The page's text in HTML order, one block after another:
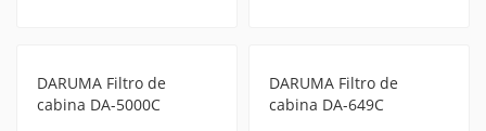
DARUMA Filtro de
cabina DA-5000C
DARUMA Filtro de
cabina DA-649C